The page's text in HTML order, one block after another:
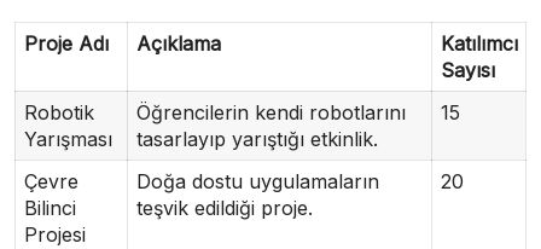
Proje Adı Açıklama
Katılımcı
Sayısı
Robotik
Yarışması
Öğrencilerin kendi robotlarını
tasarlayıp yarıştığı etkinlik.
15
Çevre
Bilinci
Projesi
Doğa dostu uygulamaların
teşvik edildiği proje.
20